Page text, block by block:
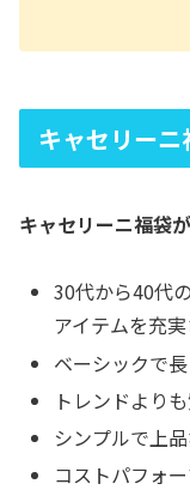
キャセリー
キャセリーニ福袋
30代から40代
アイテムを充
ベーシックで
トレンドより
シンプルで上
コストパフォ